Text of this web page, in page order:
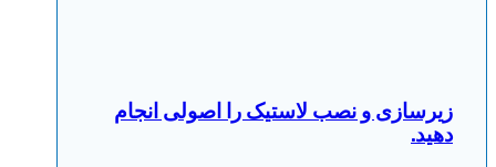
زیرسازی و نصب لاستیک را اصولی انجام
دهید.